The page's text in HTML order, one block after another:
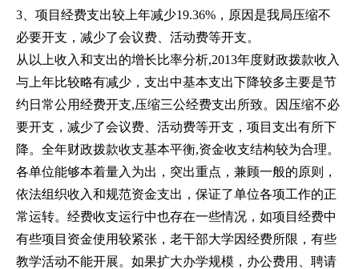
3、项目经费支出较上年减少19.36%，原因是我局压缩不
必要开支，减少了会议费、活动费等开支。
从以上收入和支出的增长比率分析,2013年度财政拨款收入
与上年比较略有减少，支出中基本支出下降较多主要是节
约日常公用经费开支,压缩三公经费支出所致。因压缩不必
要开支，减少了会议费、活动费等开支，项目支出有所下
降。全年财政拨款收支基本平衡,资金收支结构较为合理。
各单位能够本着量入为出，突出重点，兼顾一般的原则，
依法组织收入和规范资金支出，保证了单位各项工作的正
常运转。经费收支运行中也存在一些情况，如项目经费中
有些项目资金使用较紧张，老干部大学因经费所限，有些
教学活动不能开展。如果扩大办学规模，办公费用、聘请